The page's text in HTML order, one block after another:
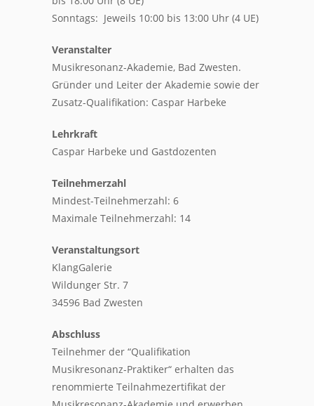
Sonntags: Jeweils 10:00 bis 13:00 Uhr (4 UE)
Veranstalter
Musikresonanz-Akademie, Bad Zwesten.
Gründer und Leiter der Akademie sowie der
Zusatz-Qualifikation: Caspar Harbeke
Lehrkraft
Caspar Harbeke und Gastdozenten
Teilnehmerzahl
Mindest-Teilnehmerzahl: 6
Maximale Teilnehmerzahl: 14
Veranstaltungsort
KlangGalerie
Wildunger Str. 7
34596 Bad Zwesten
Abschluss
Teilnehmer der “Qualifikation
Musikresonanz-Praktiker“ erhalten das
renommierte Teilnahmezertifikat der